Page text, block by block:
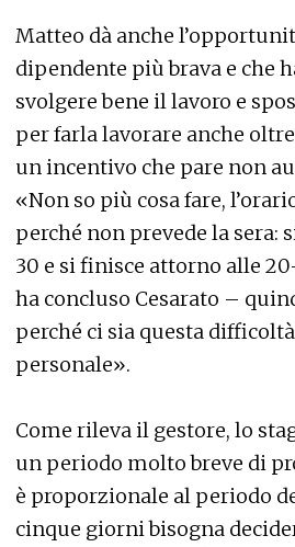
Matteo dà anche
dipendente più brava e che
svolgere bene il lavoro e
per farla lavorare anche
un incentivo che pare non
«Non so più cosa fare,
perché non prevede la sera:
30 e si finisce attorno alle
ha concluso Cesarato –
perché ci sia questa
personale».
Come rileva il gestore, lo
un periodo molto breve di
è proporzionale al periodo
cinque giorni bisogna